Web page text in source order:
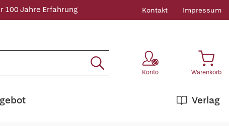
100 Jahre Erfahrung Kontakt Impressum
Konto Warenkorb
Verlag